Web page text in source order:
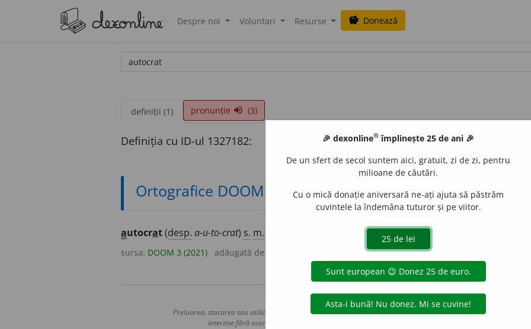
Despre noi Voluntari Resurse savings Donează
definiții (1) pronunție volume_up (3)
Definiția cu ID-ul 1327182:
Ortografice DOOM
autocrat(desp. a-u-to-crat) s. m.
sursa: DOOM 3 (2021) adăugată de
Copyright © 2004-2026 dexonline (https://dexonline.ro)
Preluarea, stocarea sau utilizarea datelor de pe acest site, inclusiv prin orice metode de extragere automată
interzise fără acordul nostru prealabil scris, cu excepția seturilor de date oferite oficial spre utilizare
🎉 dexonline® împlinește 25 de ani 🎉
De un sfert de secol suntem aici, gratuit, zi de zi, pentru
milioane de căutări.
Cu o mică donație aniversară ne-ați ajuta să păstrăm
cuvintele la îndemâna tuturor și pe viitor.